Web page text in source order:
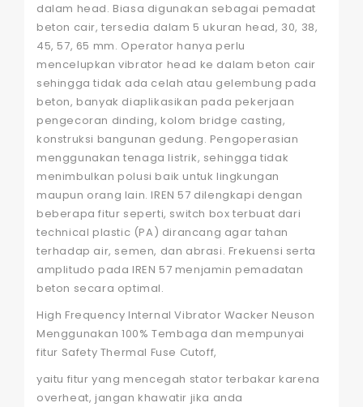
dalam head. Biasa digunakan sebagai pemadat
beton cair, tersedia dalam 5 ukuran head, 30, 38,
45, 57, 65 mm. Operator hanya perlu
mencelupkan vibrator head ke dalam beton cair
sehingga tidak ada celah atau gelembung pada
beton, banyak diaplikasikan pada pekerjaan
pengecoran dinding, kolom bridge casting,
konstruksi bangunan gedung. Pengoperasian
menggunakan tenaga listrik, sehingga tidak
menimbulkan polusi baik untuk lingkungan
maupun orang lain. IREN 57 dilengkapi dengan
beberapa fitur seperti, switch box terbuat dari
technical plastic (PA) dirancang agar tahan
terhadap air, semen, dan abrasi. Frekuensi serta
amplitudo pada IREN 57 menjamin pemadatan
beton secara optimal.
High Frequency Internal Vibrator Wacker Neuson
Menggunakan 100% Tembaga dan mempunyai
fitur Safety Thermal Fuse Cutoff,
yaitu fitur yang mencegah stator terbakar karena
overheat, jangan khawatir jika anda